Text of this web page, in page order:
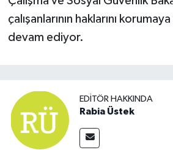
çalışanlarının haklarını
devam ediyor.
EDITÖR HAKKINDA
Rabia Üstek